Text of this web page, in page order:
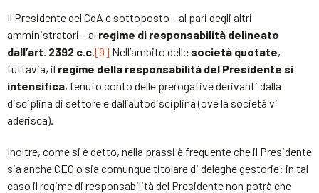
Il Presidente del CdA è sottoposto – al pari degli altri
amministratori – al regime di responsabilità delineato
dall’art. 2392 c.c.[9] Nell’ambito delle società quotate,
tuttavia, il regime della responsabilità del Presidente si
intensifica, tenuto conto delle prerogative derivanti dalla
disciplina di settore e dall’autodisciplina (ove la società vi
aderisca).
Inoltre, come si è detto, nella prassi è frequente che il Presidente
sia anche CEO o sia comunque titolare di deleghe gestorie: in tal
caso il regime di responsabilità del Presidente non potrà che